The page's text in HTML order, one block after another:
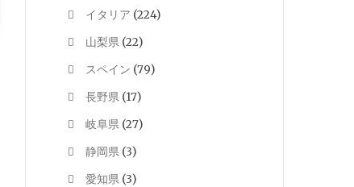
イタリア (224)
山梨県 (22)
スペイン (79)
長野県 (17)
岐阜県 (27)
静岡県 (3)
愛知県 (3)